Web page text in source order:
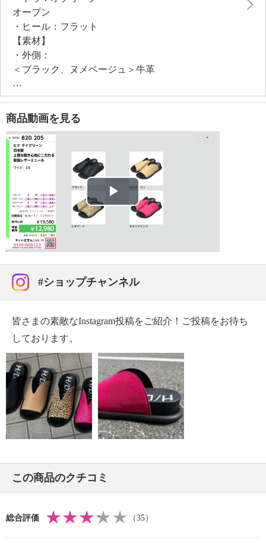
オープン
・ヒール：フラット
【素材】
・外側：
＜ブラック、ヌメベージュ＞牛革
＜レオパード、カメリアピンク＞馬毛（ホースヘア）
・内側：＜ブラック、ヌメベージュ、レオパード、カ
メリアピンク＞ポリエステル
・アウトソール：＜ブラック、ヌメベージュ、レオパ
ード、カメリアピンク＞ポリウレタン
【サイズ（ワイズ）】
・３Ｅ
【サイズ（その他）】
・ヒールの高さ：約４ｃｍ（内インヒール約２．５ｃ
ｍ）
・前底厚み：約２ｃｍ
・前側着地点厚み：約３ｃｍ
・高低差：約１ｃｍ
・片足約２３０ｇ（サイズにより多少の差異あり）
【目安サイズ】
表記：Ｓ
対応サイズ：２２．０ｃｍ〜２２．５ｃｍ
表記：Ｍ
対応サイズ：２３．０ｃｍ〜２３．５ｃｍ
表記：Ｌ
表記：ＬＬ
商品動画を見る
Play
Video
#ショップチャンネル
皆さまの素敵なInstagram投稿をご紹介！ご投稿をお待ち
しております。
この商品のクチコミ
総合評価 （35）